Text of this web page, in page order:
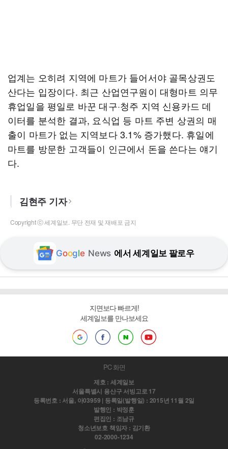
업계는 오히려 지역에 마트가 들어서야 골목상권도
산다는 입장이다. 최근 산업연구원이 대형마트 의무
휴업일을 평일로 바꾼 대구·청주 지역 신용카드 데
이터를 분석한 결과, 요식업 등 마트 주변 상권의 매
출이 마트가 없는 지역보다 3.1% 증가했다. 휴일에
마트를 방문한 고객들이 인근에서 돈을 쓴다는 얘기
다.
김현주 기자
Copyright ⓒ 세계일보. 무단 전재 및 재배포 금지
Google News 에서 세계일보 팔로우
지면보다 빠르게!
세계일보를 만나보세요
PC 화면
제호 : 세계일보
서울특별시 용산구 서빙고로 17
등록번호 : 서울, 아03959 | 등록일(발행일) : 2015년 11월 2일
발행인 : 박정훈
편집인 : 조남규
청소년보호 책임자 : 김기환
02-2000-1234